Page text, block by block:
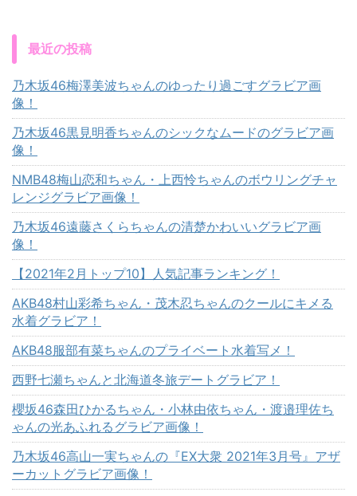
最近の投稿
乃木坂46梅澤美波ちゃんのゆったり過ごすグラビア画
像！
乃木坂46黒見明香ちゃんのシックなムードのグラビア画
像！
NMB48梅山恋和ちゃん・上西怜ちゃんのボウリングチャ
レンジグラビア画像！
乃木坂46遠藤さくらちゃんの清楚かわいいグラビア画
像！
【2021年2月トップ10】人気記事ランキング！
AKB48村山彩希ちゃん・茂木忍ちゃんのクールにキメる
水着グラビア！
AKB48服部有菜ちゃんのプライベート水着写メ！
西野七瀬ちゃんと北海道冬旅デートグラビア！
櫻坂46森田ひかるちゃん・小林由依ちゃん・渡邉理佐ち
ゃんの光あふれるグラビア画像！
乃木坂46高山一実ちゃんの『EX大衆 2021年3月号』アザ
ーカットグラビア画像！